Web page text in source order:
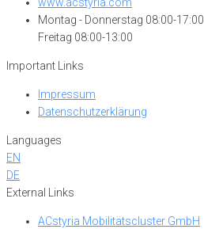
www.acstyria.com
Montag - Donnerstag 08:00-17:00
Freitag 08:00-13:00
Important Links
Impressum
Datenschutzerklärung
Languages
EN
DE
External Links
ACstyria Mobilitätscluster GmbH